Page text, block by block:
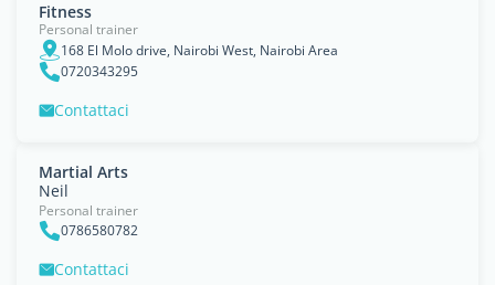
Fitness
Personal trainer
168 El Molo drive, Nairobi West, Nairobi Area
0720343295
Contattaci
Martial Arts
Neil
Personal trainer
0786580782
Contattaci